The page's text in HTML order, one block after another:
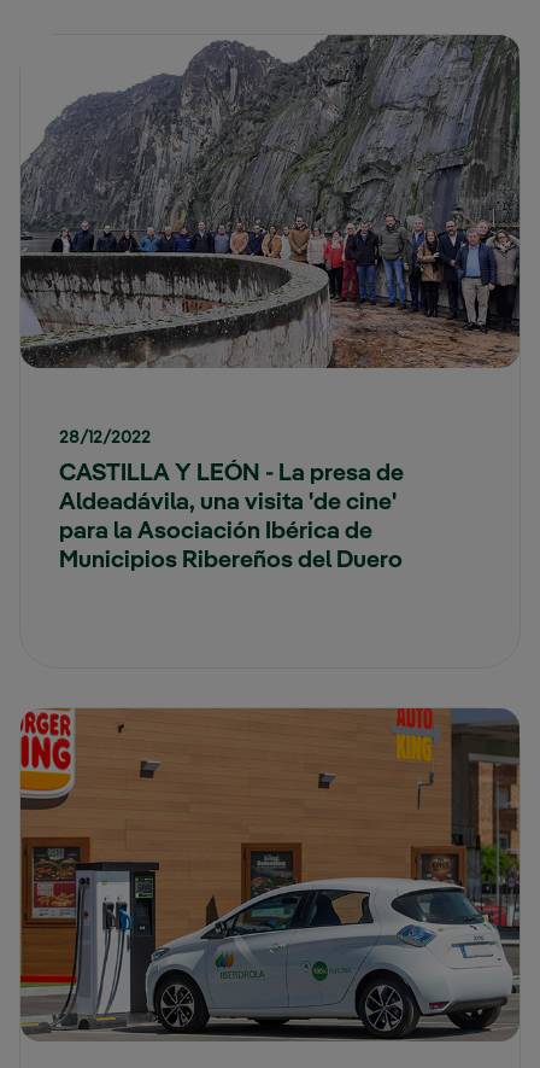
28/12/2022
CASTILLA Y LEÓN - La presa de
Aldeadávila, una visita 'de cine'
para la Asociación Ibérica de
Municipios Ribereños del Duero